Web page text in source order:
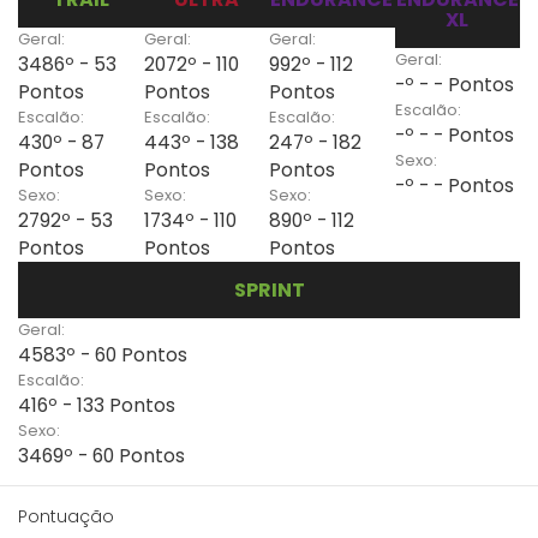
Geral:
3486º - 53
Pontos
Escalão:
430º - 87
Pontos
Sexo:
2792º - 53
Pontos
Geral:
2072º - 110
Pontos
Escalão:
443º - 138
Pontos
Sexo:
1734º - 110
Pontos
Geral:
992º - 112
Pontos
Escalão:
247º - 182
Pontos
Sexo:
890º - 112
Pontos
XL
Geral:
-º - - Pontos
Escalão:
-º - - Pontos
Sexo:
-º - - Pontos
SPRINT
Geral:
4583º - 60 Pontos
Escalão:
416º - 133 Pontos
Sexo:
3469º - 60 Pontos
Pontuação